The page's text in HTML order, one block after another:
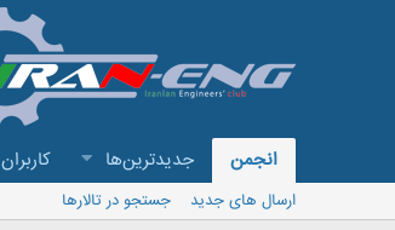
انجمن جدیدترین‌ها کاربران
ارسال های جدید
جستجو در تالارها